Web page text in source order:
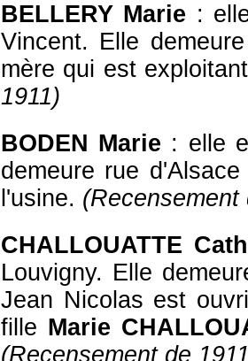
BELLERY Marie :
Vincent. Elle
mère qui est
1911)
BODEN Marie : elle
demeure rue
l'usine. (Recensement
CHALLOUATTE
Louvigny. Elle
Jean Nicolas est
fille Marie
(Recensement de